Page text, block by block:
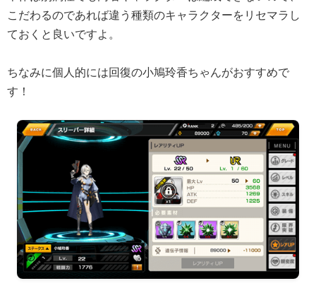
こだわるのであれば違う種類のキャラクターをリセマラし
ておくと良いですよ。
ちなみに個人的には回復の小鳩玲香ちゃんがおすすめで
す！